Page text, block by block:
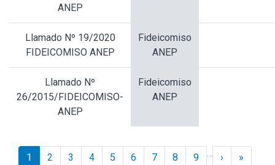
ANEP
Llamado Nº 19/2020
FIDEICOMISO ANEP
Fideicomiso
ANEP
Llamado Nº
26/2015/FIDEICOMISO-
ANEP
Fideicomiso
ANEP
Paginación
1 2 3 4 5 6 7 8 9 … › Siguiente ›
»